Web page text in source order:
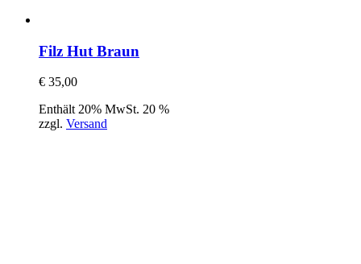
Filz Hut Braun
€ 35,00
Enthält 20% MwSt. 20 %
zzgl. Versand